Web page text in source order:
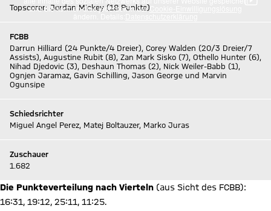
und Sie können dies jederzeit in der
Topscorer: Jordan Mickey (18 Punkte)
FCBB
Darrun Hilliard (24 Punkte/4 Dreier), Corey Walden (20/3 Dreier/7
Assists), Augustine Rubit (8), Zan Mark Sisko (7), Othello Hunter (6),
Nihad Djedovic (3), Deshaun Thomas (2), Nick Weiler-Babb (1),
Ognjen Jaramaz, Gavin Schilling, Jason George und Marvin
Ogunsipe
Schiedsrichter
Miguel Angel Perez, Matej Boltauzer, Marko Juras
Zuschauer
1.682
Die Punkteverteilung nach Vierteln (aus Sicht des FCBB):
16:31, 19:12, 25:11, 11:25.